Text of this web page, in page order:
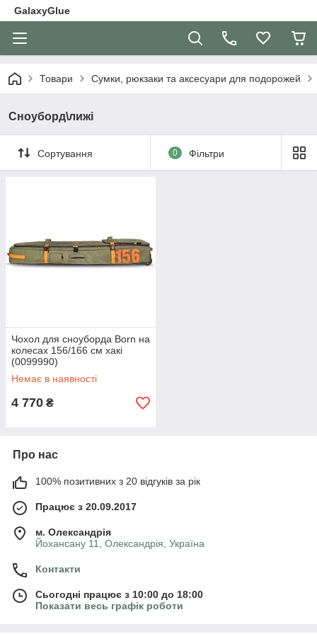
GalaxyGlue
Товари Сумки, рюкзаки та аксесуари для подорожей
Сноуборд\лижі
Сортування 0 Фільтри
Чохол для сноуборда Born на
колесах 156/166 см хакі
(0099990)
Немає в наявності
4 770 ₴
Про нас
100% позитивних з 20 відгуків за рік
Працює з 20.09.2017
м. Олександрія
Йохансану 11, Олександрія, Україна
Контакти
Сьогодні працює з 10:00 до 18:00
Показати весь графік роботи